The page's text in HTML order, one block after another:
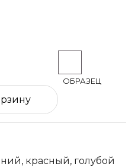
красный, голубой